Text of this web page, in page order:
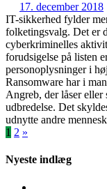
17. december 2018
IT-sikkerhed fylder
folketingsvalg. Det er
cyberkriminelles
forudsigelse på listen
personoplysninger i
Ransomware har i
Angreb, der låser
udbredelse. Det
udnytte andre
1 2 »
Nyeste indlæg